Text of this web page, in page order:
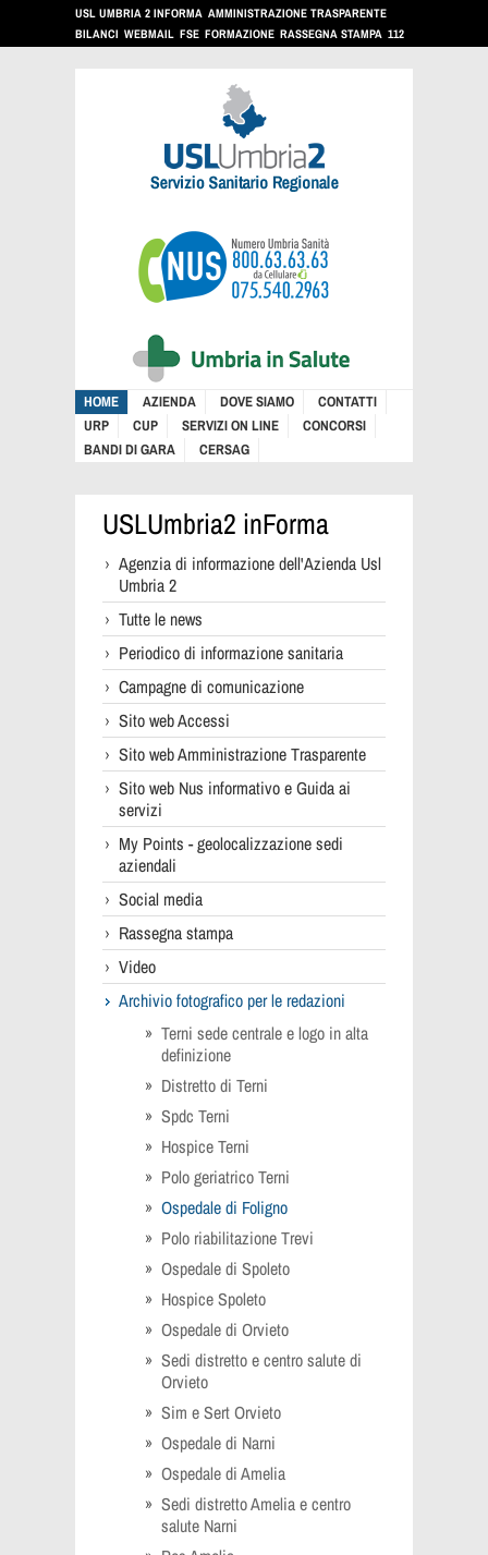
USL UMBRIA 2 INFORMA AMMINISTRAZIONE TRASPARENTE
BILANCI WEBMAIL FSE FORMAZIONE RASSEGNA STAMPA 112
HOME AZIENDA DOVE SIAMO
CONTATTI
URP
CUP SERVIZI ON LINE
CONCORSI
BANDI DI GARA
CERSAG
USLUmbria2 inForma
Agenzia di informazione dell'Azienda Usl
Umbria 2
Tutte le news
Periodico di informazione sanitaria
Campagne di comunicazione
Sito web Accessi
Sito web Amministrazione Trasparente
Sito web Nus informativo e Guida ai
servizi
My Points - geolocalizzazione sedi
aziendali
Social media
Rassegna stampa
Video
Archivio fotografico per le redazioni
Terni sede centrale e logo in alta
definizione
Distretto di Terni
Spdc Terni
Hospice Terni
Polo geriatrico Terni
Ospedale di Foligno
Polo riabilitazione Trevi
Ospedale di Spoleto
Hospice Spoleto
Ospedale di Orvieto
Sedi distretto e centro salute di
Orvieto
Sim e Sert Orvieto
Ospedale di Narni
Ospedale di Amelia
Sedi distretto Amelia e centro
salute Narni